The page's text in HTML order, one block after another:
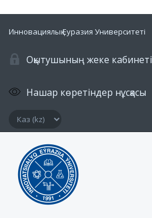
Инновациялық Еуразия Университеті
Оқытушының жеке кабинеті
Нашар көретіндер нұсқасы